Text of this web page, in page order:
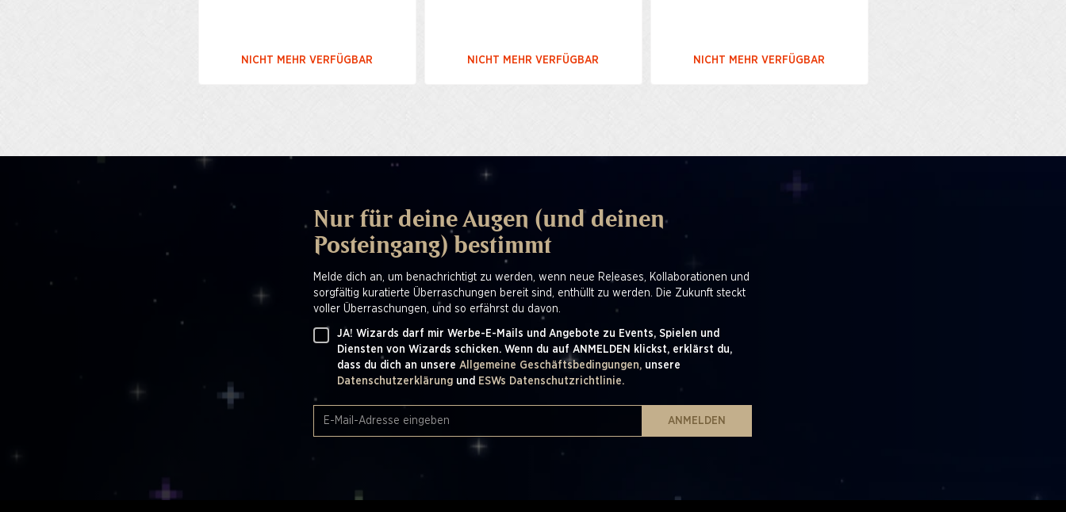
NICHT MEHR VERFÜGBAR NICHT MEHR VERFÜGBAR NICHT MEHR VERFÜGBAR
Nur für deine Augen (und deinen
Posteingang) bestimmt
Melde dich an, um benachrichtigt zu werden, wenn neue Releases, Kollaborationen und
sorgfältig kuratierte Überraschungen bereit sind, enthüllt zu werden. Die Zukunft steckt
voller Überraschungen, und so erfährst du davon.
JA! Wizards darf mir Werbe-E-Mails und Angebote zu Events, Spielen und
Diensten von Wizards schicken. Wenn du auf ANMELDEN klickst, erklärst du,
dass du dich an unsere Allgemeine Geschäftsbedingungen, unsere
Datenschutzerklärung und ESWs Datenschutzrichtlinie.
ANMELDEN